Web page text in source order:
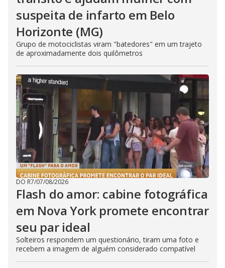
suspeita de infarto em Belo
Horizonte (MG)
Grupo de motociclistas viram "batedores" em um trajeto
de aproximadamente dois quilômetros
DO R7/07/08/2026
Flash do amor: cabine fotográfica
em Nova York promete encontrar
seu par ideal
Solteiros respondem um questionário, tiram uma foto e
recebem a imagem de alguém considerado compatível